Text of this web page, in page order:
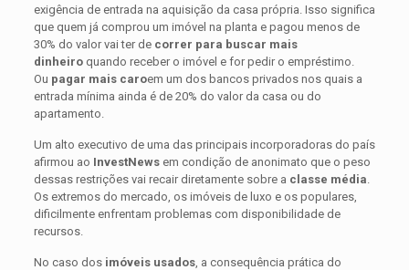
exigência de entrada na aquisição da casa própria. Isso significa
que quem já comprou um imóvel na planta e pagou menos de
30% do valor vai ter de correr para buscar mais
dinheiroquando receber o imóvel e for pedir o empréstimo.
Ou pagar mais caroem um dos bancos privados nos quais a
entrada mínima ainda é de 20% do valor da casa ou do
apartamento.
Um alto executivo de uma das principais incorporadoras do país
afirmou ao InvestNewsem condição de anonimato que o peso
dessas restrições vai recair diretamente sobre a classe média
Os extremos do mercado, os imóveis de luxo e os populares,
dificilmente enfrentam problemas com disponibilidade de
recursos.
No caso dos imóveis usados, a consequência prática do